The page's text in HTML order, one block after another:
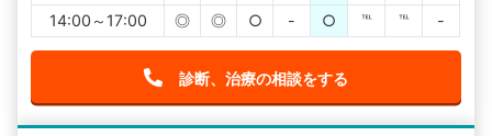
14:00～17:00
◎ ◎ ○ - ○ ℡ ℡ -
診断、治療の相談をする